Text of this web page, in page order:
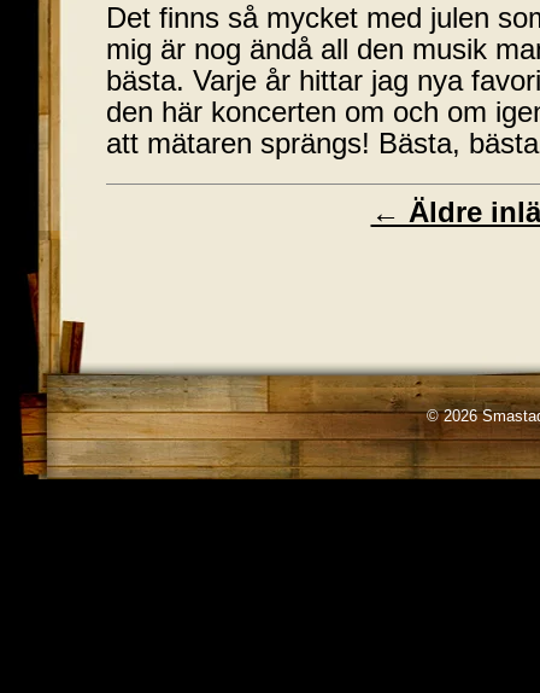
Det finns så mycket med julen
mig är nog ändå all den musik
bästa. Varje år hittar jag nya
den här koncerten om och om
att mätaren sprängs! Bästa,
← Äldre
© 2026